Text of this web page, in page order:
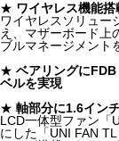
★ ワイヤレス機能
ワイヤレスソリュー
え、マザーボード上
ブルマネージメント
★ ベアリングに
ベルを実現
★ 軸部分に1.6イン
LCD一体型ファン「
にした「UNI FAN